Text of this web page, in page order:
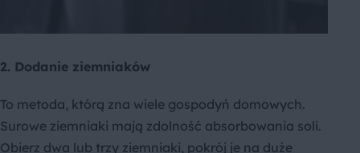
2. Dodanie ziemniaków
To metoda, którą zna wiele gospodyń domowych.
Surowe ziemniaki mają zdolność absorbowania soli.
Obierz dwa lub trzy ziemniaki, pokrój je na duże